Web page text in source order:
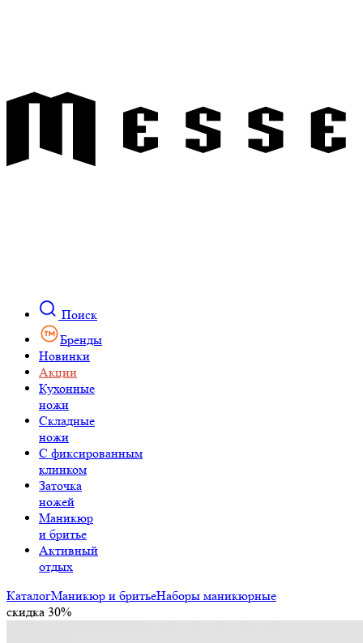
Поиск
Бренды
Новинки
Акции
Кухонные
ножи
Складные
ножи
C фиксированным
клинком
Заточка
ножей
Маникюр
и бритье
Активный
отдых
КаталогМаникюр и бритьеНаборы маникюрные
скидка 30%